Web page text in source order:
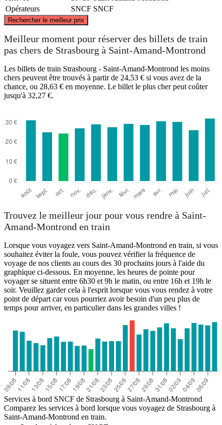
Opérateurs
SNCF SNCF
Rechercher le meilleur prix
Strasbourg
Saint-Amand-Montrond
Meilleur moment pour réserver des billets de train
pas chers de Strasbourg à Saint-Amand-Montrond
Les billets de train Strasbourg - Saint-Amand-Montrond les moins
chers peuvent être trouvés à partir de 24,53 € si vous avez de la
chance, ou 28,63 € en moyenne. Le billet le plus cher peut coûter
jusqu'à 32,27 €.
Trouvez le meilleur jour pour vous rendre à Saint-
Amand-Montrond en train
Lorsque vous voyagez vers Saint-Amand-Montrond en train, si vous
souhaitez éviter la foule, vous pouvez vérifier la fréquence de
voyage de nos clients au cours des 30 prochains jours à l'aide du
graphique ci-dessous. En moyenne, les heures de pointe pour
voyager se situent entre 6h30 et 9h le matin, ou entre 16h et 19h le
soir. Veuillez garder cela à l'esprit lorsque vous vous rendez à votre
point de départ car vous pourriez avoir besoin d'un peu plus de
temps pour arriver, en particulier dans les grandes villes !
Services à bord SNCF de Strasbourg à Saint-Amand-Montrond
Comparez les services à bord lorsque vous voyagez de Strasbourg à
Saint-Amand-Montrond en train.